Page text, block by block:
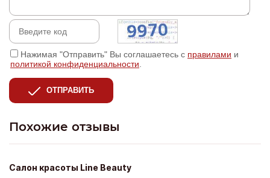
Нажимая "Отправить" Вы соглашаетесь с правилами и
политикой конфиденциальности
ОТПРАВИТЬ
Похожие отзывы
Салон красоты Line Beauty